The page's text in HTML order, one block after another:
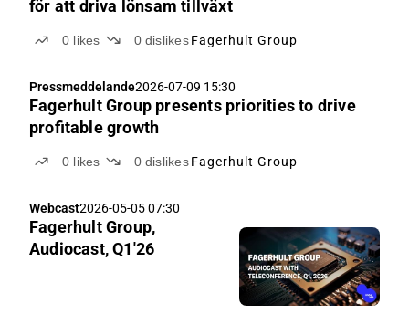
för att driva lönsam tillväxt
0 likes 0 dislikes Fagerhult Group
Pressmeddelande2026-07-09 15:30
Fagerhult Group presents priorities to drive
profitable growth
0 likes 0 dislikes Fagerhult Group
Webcast2026-05-05 07:30
Fagerhult Group,
Audiocast, Q1'26